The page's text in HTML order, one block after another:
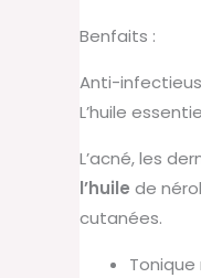
Benfaits :
Anti-
L’huile
L’acné, les
l’huile de
cutanées.
Tonique